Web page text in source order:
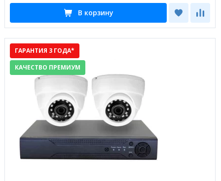
В корзину
ГАРАНТИЯ 3 ГОДА*
КАЧЕСТВО ПРЕМИУМ